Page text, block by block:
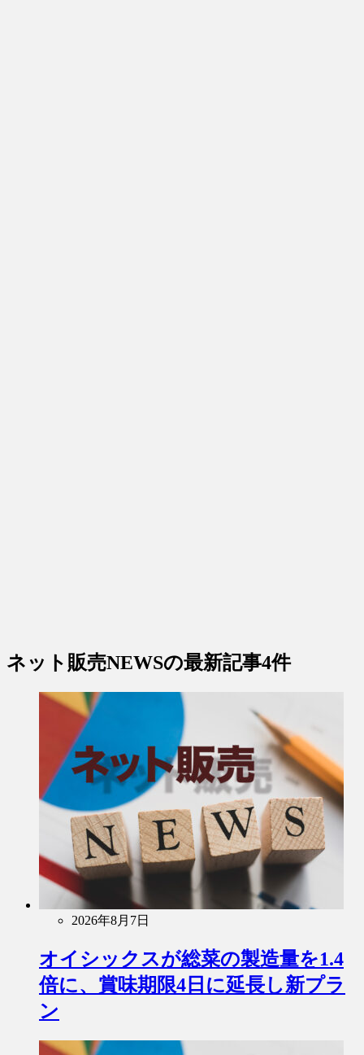
ネット販売NEWSの最新記事4件
2026年8月7日
オイシックスが総菜の製造量を1.4
倍に、賞味期限4日に延長し新プラ
ン